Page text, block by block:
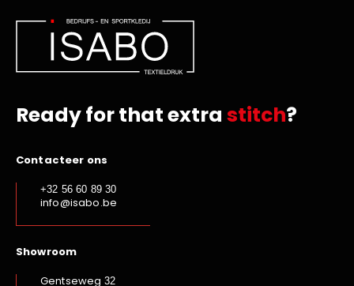
Ready for that extra stitch?
Contacteer ons
+32 56 60 89 30
info@isabo.be
Showroom
Gentseweg 32